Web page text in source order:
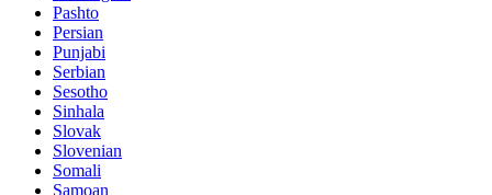
Pashto
Persian
Punjabi
Serbian
Sesotho
Sinhala
Slovak
Slovenian
Somali
Samoan